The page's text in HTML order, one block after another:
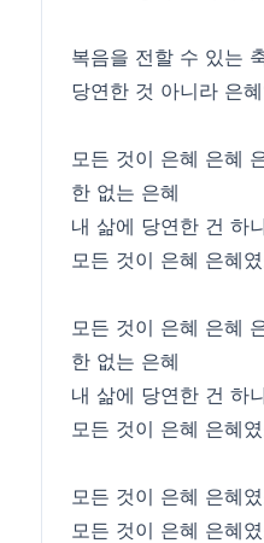
복음을 전할 수 있는
당연한 것 아니라 은
모든 것이 은혜 은혜
한 없는 은혜
내 삶에 당연한 건 하
모든 것이 은혜 은혜
모든 것이 은혜 은혜
한 없는 은혜
내 삶에 당연한 건 하
모든 것이 은혜 은혜
모든 것이 은혜 은혜
모든 것이 은혜 은혜